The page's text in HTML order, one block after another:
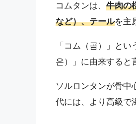
コムタンは、 牛肉の
など）、テールを主
「コム（곰）」と
은）」に由来すると
ソルロンタンが骨中
代には、より高級で